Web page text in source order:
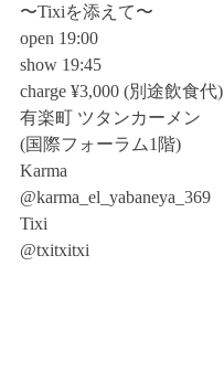
〜Tixiを添えて〜
open 19:00
show 19:45
charge ¥3,000 (別途飲食代)
有楽町 ツタンカーメン
(国際フォーラム1階)
Karma
@karma_el_yabaneya_369
Tixi
@txitxitxi